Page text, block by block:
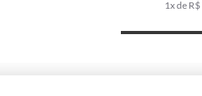
1x de